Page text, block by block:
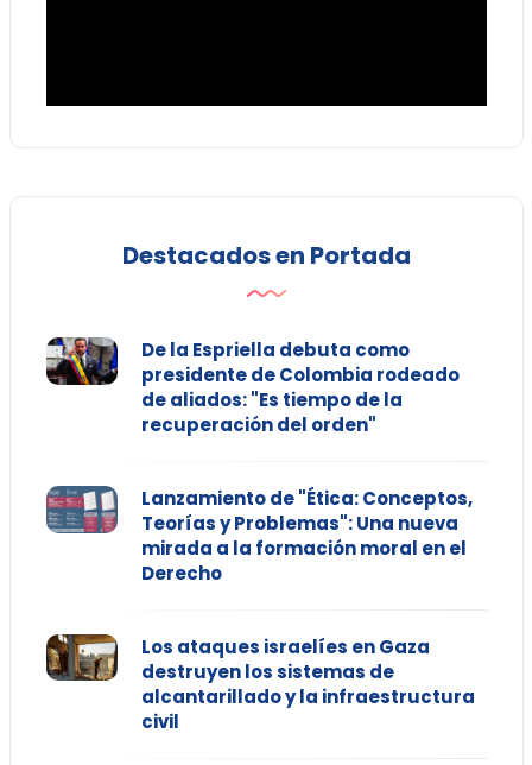
Destacados en Portada
De la Espriella debuta como
presidente de Colombia rodeado
de aliados: "Es tiempo de la
recuperación del orden"
Lanzamiento de "Ética: Conceptos,
Teorías y Problemas": Una nueva
mirada a la formación moral en el
Derecho
Los ataques israelíes en Gaza
destruyen los sistemas de
alcantarillado y la infraestructura
civil